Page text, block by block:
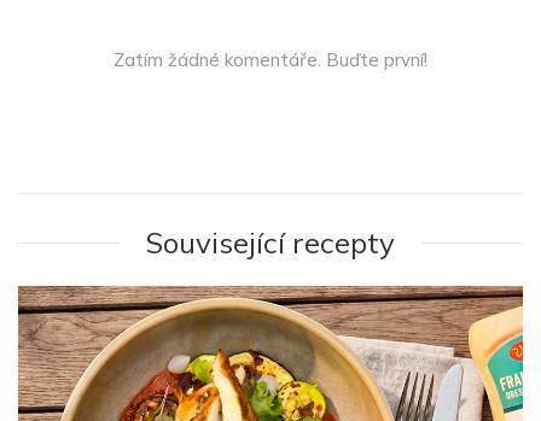
Zatím žádné komentáře. Buďte první!
Související recepty